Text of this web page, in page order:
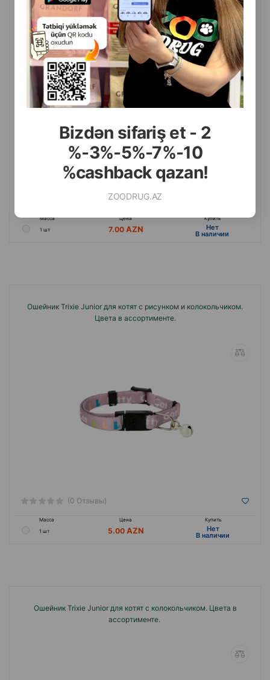
Bizdən sifariş et - 2
%-3%-5%-7%-10
%cashback qazan!
ZOODRUG.AZ
Ошейник Trixie для кошек светоотражающий с надписью и
колокольчиком. Цвета в ассортименте.
Масса Цена
Купить
1 шт
7.00 Hет
B наличии
Ошейник Trixie Junior для котят с рисунком и колокольчиком.
Цвета в ассортименте.
(0 Отзывы)
Масса Цена
Купить
1 шт
5.00 Hет
B наличии
Ошейник Trixie Junior для котят с колокольчиком. Цвета в
ассортименте.